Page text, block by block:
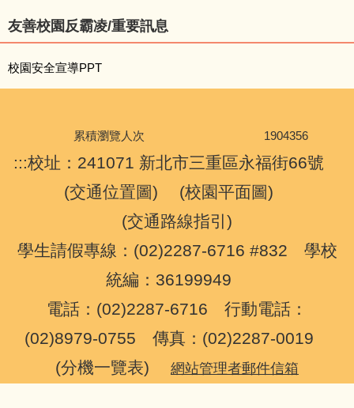
反網路霸凌措施
反霸凌宣導影片
重要訊息
計畫與相關文件
友善校園連結
校園霸凌申訴信箱
學生申訴及再申訴專區
友善校園反霸凌/重要訊息
校園安全宣導PPT
累積瀏覽人次 1904356
:::校址：241071 新北市三重區永福街66號
(交通位置圖) (校園平面圖)
(交通路線指引 )
學生請假專線：(02)2287-6716 #832 學校
統編：36199949
電話：(02)2287-6716 行動電話：
(02)8979-0755 傳真：(02)2287-0019
(分機一覽表) 網站管理者郵件信箱